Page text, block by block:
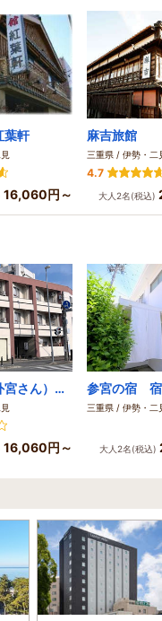
軒
16,060円～
麻吉旅館
三重県 / 伊勢・二
4.7
大人2名(税込)
伊勢神宮（外宮さん）に一番近い旅館 旅館つるや
16,060円～
参宮の宿 宿
三重県 / 伊勢・二
大人2名(税込)